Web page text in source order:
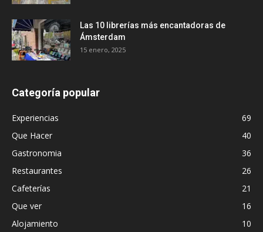
Las 10 librerías más encantadoras de
Ámsterdam
15 enero, 2025
Categoría popular
Experiencias
69
Que Hacer
40
Gastronomia
36
Restaurantes
26
Cafeterías
21
Que ver
16
Alojamiento
10